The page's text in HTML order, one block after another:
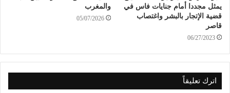
يمثل مجددا أمام جنايات فاس في
قضية الإتجار بالبشر واغتصاب
قاصر
06/27/2023
والمغرب
05/07/2026
اترك تعليقاً